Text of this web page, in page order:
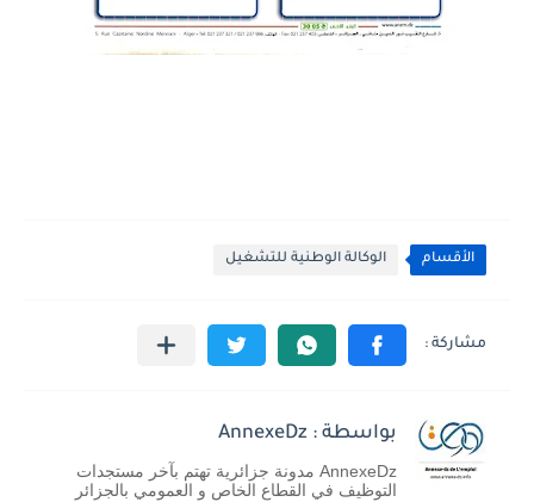
الأقسام الوكالة الوطنية للتشغيل
بواسطة : AnnexeDz
AnnexeDz مدونة جزائرية تهتم بآخر مستجدات
التوظيف في القطاع الخاص و العمومي بالجزائر